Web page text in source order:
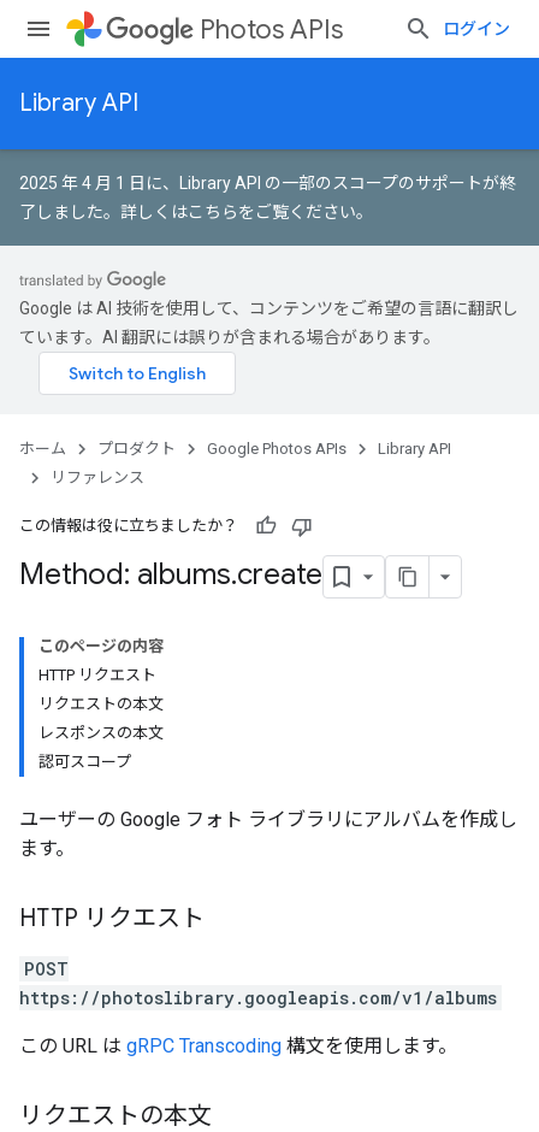
Photos APIs ログイン
Library API
2025 年 4 月 1 日に、Library API の一部のスコープのサポートが終
了しました。 詳しくはこちらをご覧ください。
Google は AI 技術を使用して、コンテンツをご希望の言語に翻訳し
ています。AI 翻訳には誤りが含まれる場合があります。
ホーム プロダクト Google Photos APIs
Library API
リファレンス
この情報は役に立ちましたか？
Method: albums.create
このページの内容
HTTP リクエスト
リクエストの本文
レスポンスの本文
認可スコープ
ユーザーの Google フォト ライブラリにアルバムを作成し
ます。
HTTP リクエスト
POST
https://photoslibrary.googleapis.com/v1/albums
この URL は gRPC Transcoding 構文を使用します。
リクエストの本文